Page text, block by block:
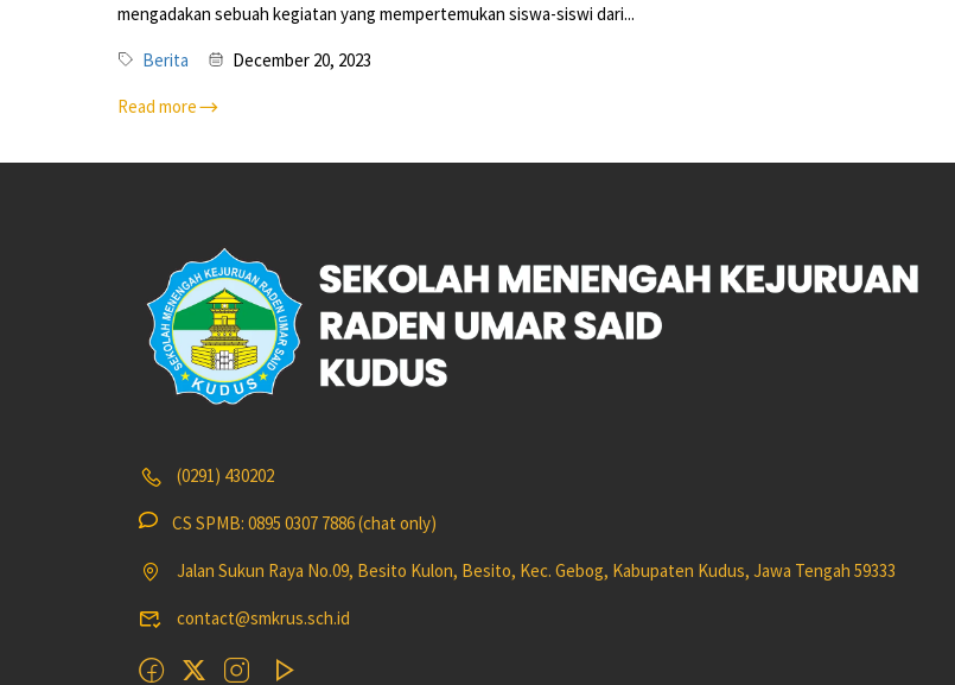
mengadakan sebuah kegiatan yang mempertemukan siswa-siswi dari...
Berita December 20, 2023
Read more
(0291) 430202
CS SPMB: 0895 0307 7886 (chat only)
Jalan Sukun Raya No.09, Besito Kulon, Besito, Kec. Gebog, Kabupaten Kudus, Jawa Tengah 59333
contact@smkrus.sch.id